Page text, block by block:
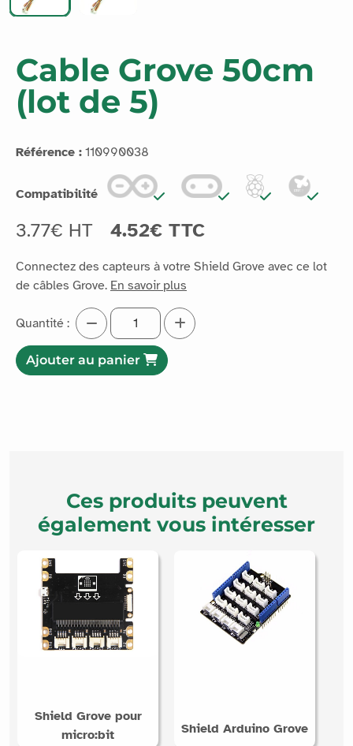
Cable Grove 50cm
(lot de 5)
Référence : 110990038
Compatibilité
3.77€ HT 4.52€ TTC
Connectez des capteurs à votre Shield Grove avec ce lot
de câbles Grove. En savoir plus
Quantité :
Ajouter au panier
Ces produits peuvent
également vous intéresser
Shield Grove pour
micro:bit
Shield Arduino Grove